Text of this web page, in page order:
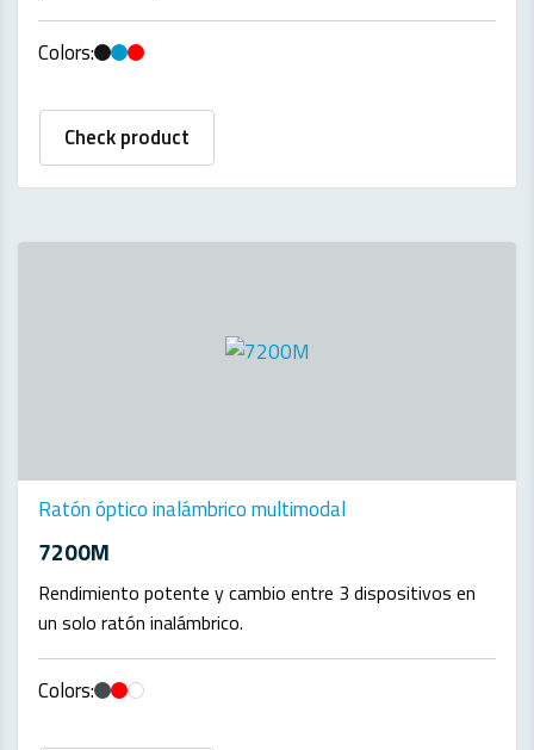
Colors:
Check product
Ratón óptico inalámbrico multimodal
7200M
Rendimiento potente y cambio entre 3 dispositivos en
un solo ratón inalámbrico.
Colors: